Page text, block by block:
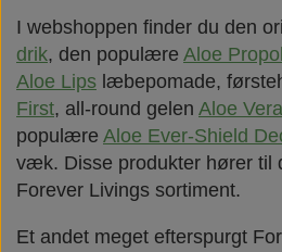
I webshoppen finder du den
drik, den populære Aloe
Aloe Lips læbepomade,
First, all-round gelen Aloe
populære Aloe Ever-Shield
væk. Disse produkter hører til
Forever Livings sortiment.
Et andet meget efterspurgt